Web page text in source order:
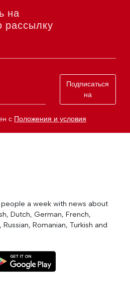
на
рассылку
Подписаться
на
с Положения и условия
a week with news about
Dutch, German, French,
Romanian, Turkish and